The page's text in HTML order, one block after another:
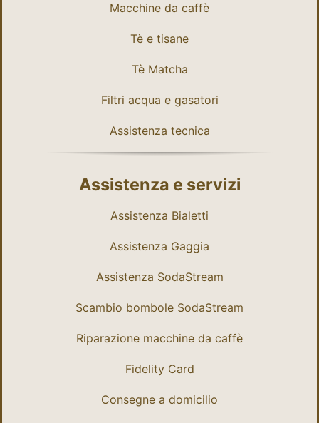
Macchine da caffè
Tè e tisane
Tè Matcha
Filtri acqua e gasatori
Assistenza tecnica
Assistenza e servizi
Assistenza Bialetti
Assistenza Gaggia
Assistenza SodaStream
Scambio bombole SodaStream
Riparazione macchine da caffè
Fidelity Card
Consegne a domicilio